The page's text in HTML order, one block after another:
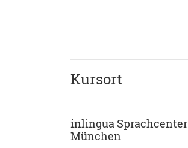
Kursort
inlingua Sprachcenter
München